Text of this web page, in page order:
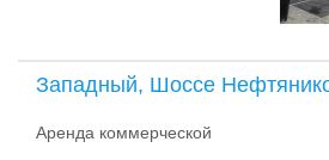
Западный, Шоссе
Аренда коммерческой